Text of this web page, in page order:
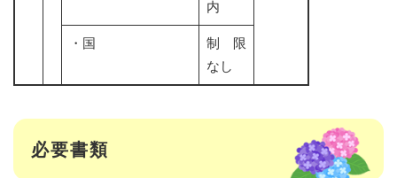
内
・国
制限
なし
必要書類